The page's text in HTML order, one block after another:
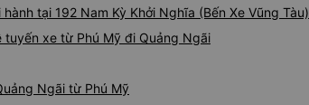
tại 192 Nam Kỳ Khởi Nghĩa (Bến Xe Vũng Tàu)
xe từ Phú Mỹ đi Quảng Ngãi
Ngãi từ Phú Mỹ